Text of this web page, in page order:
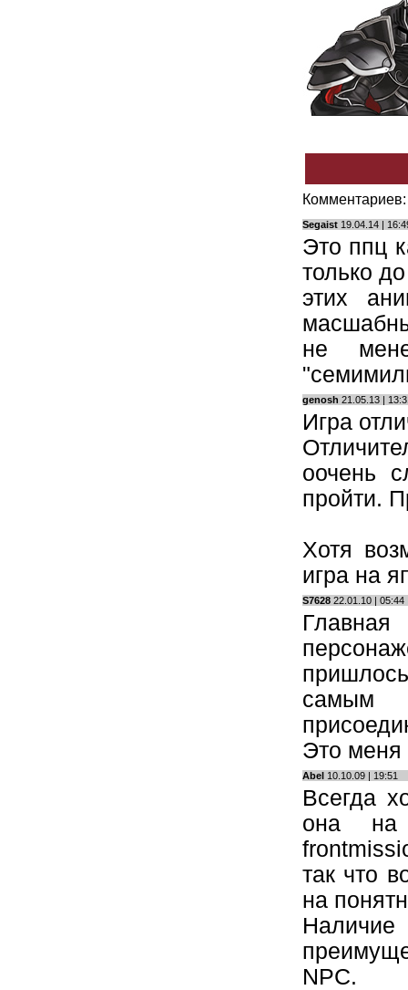
Комментариев:
Segaist19.04.14 |
Это ппц
только
этих
не
genosh 21.05.13 |
Игра
оочень
пройти.
Хотя
игра на
S762822.01.10 | 05:44
самым
Это меня
Abel10.10.09 | 19:51
Всегда
она на
так что
на
Наличие
NPC.